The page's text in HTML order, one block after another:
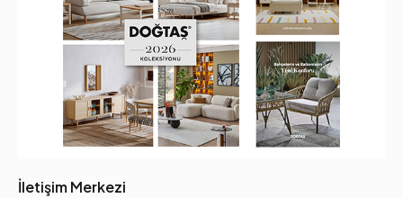
İletişim Merkezi